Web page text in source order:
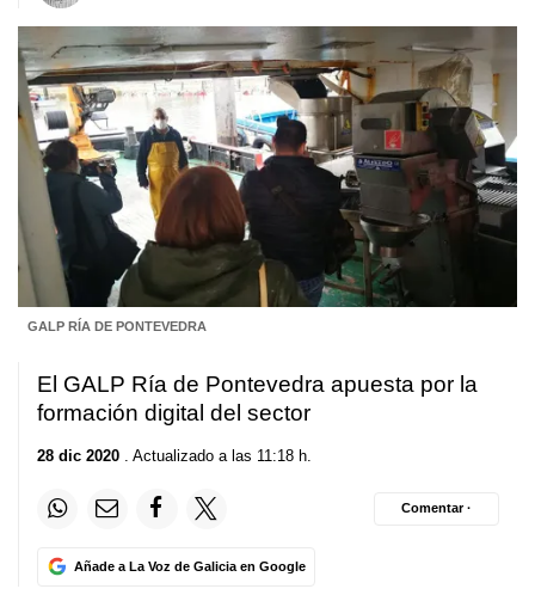
GALP RÍA DE PONTEVEDRA
El GALP Ría de Pontevedra apuesta por la
formación digital del sector
28 dic 2020 . Actualizado a las 11:18 h.
Añade a La Voz de Galicia en Google
Comentar ·